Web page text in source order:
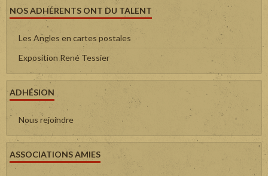
NOS ADHÉRENTS ONT DU TALENT
Les Angles en cartes postales
Exposition René Tessier
ADHÉSION
Nous rejoindre
ASSOCIATIONS AMIES